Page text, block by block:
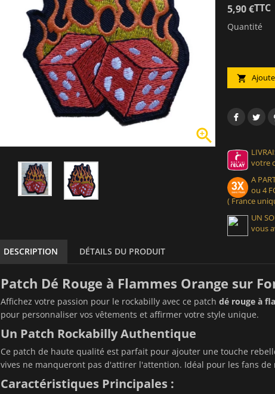

5,90 €TTC
Quantité

votre
A
ou 4
( France
UN
vous
DESCRIPTION DÉTAILS DU PRODUIT
Patch Dé Rouge à Flammes Orange sur
Affichez votre passion pour le rockabilly avec ce patch dé rouge à
pour personnaliser vos vêtements et affirmer votre style unique.
Un Patch Rockabilly Authentique
Ce patch de haute qualité est parfait pour ajouter une touche
vives ne manqueront pas d'attirer l'attention. Idéal pour les fans
Caractéristiques Principales :